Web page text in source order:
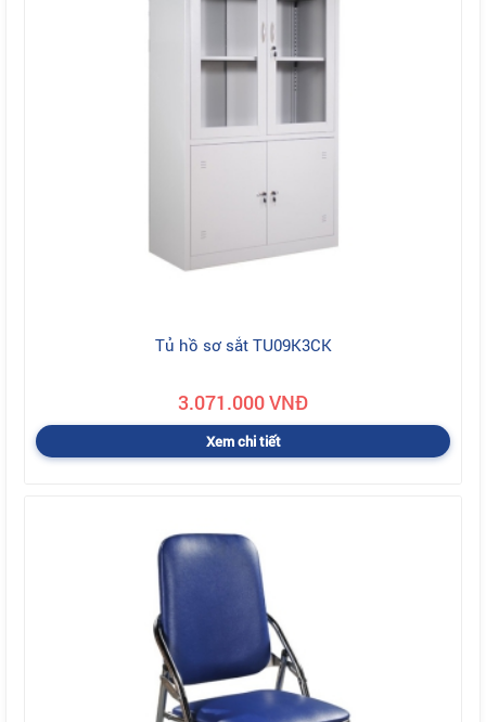
Tủ hồ sơ sắt TU09K3CK
3.071.000 VNĐ
Xem chi tiết